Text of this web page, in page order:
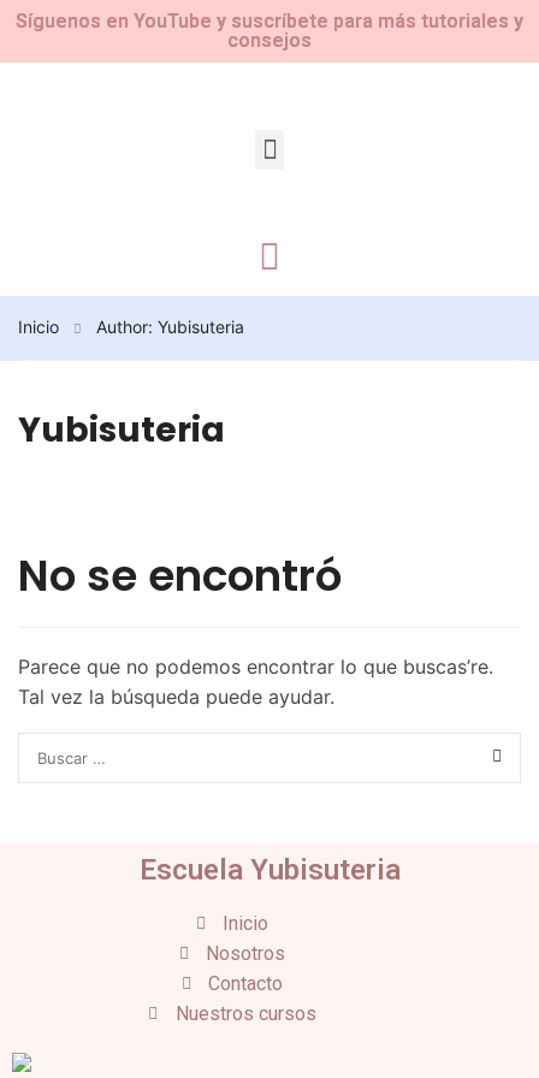
Síguenos en YouTube y suscríbete para más tutoriales y
consejos
Inicio Author: Yubisuteria
Yubisuteria
No se encontró
Parece que no podemos encontrar lo que buscas’re.
Tal vez la búsqueda puede ayudar.
Escuela Yubisuteria
Inicio
Nosotros
Contacto
Nuestros cursos